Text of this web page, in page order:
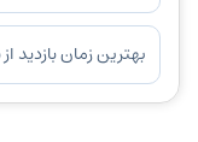
بهترین زمان بازدید